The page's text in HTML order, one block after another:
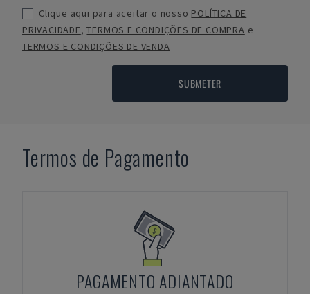
Clique aqui para aceitar o nosso POLÍTICA DE
PRIVACIDADE,TERMOS E CONDIÇÕES DE COMPRA e
TERMOS E CONDIÇÕES DE VENDA
SUBMETER
Termos de Pagamento
PAGAMENTO ADIANTADO